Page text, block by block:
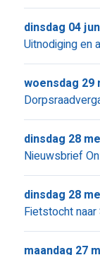
Uitnodiging en
dinsdag 04
woensdag 29
Nieuwsbrief
dinsdag 28
Fietstocht naar
dinsdag 28
maandag 27